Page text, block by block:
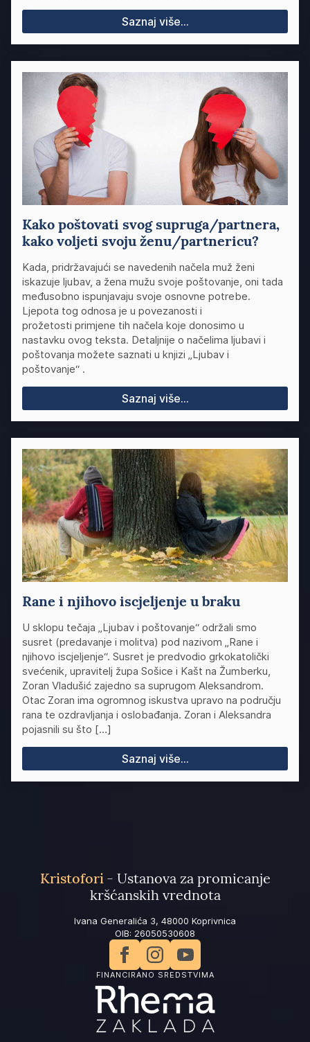
Saznaj više...
Kako poštovati svog supruga/partnera,
kako voljeti svoju ženu/partnericu?
Kada, pridržavajući se navedenih načela muž ženi
iskazuje ljubav, a žena mužu svoje poštovanje, oni tada
međusobno ispunjavaju svoje osnovne potrebe.
Ljepota tog odnosa je u povezanosti i
prožetosti primjene tih načela koje donosimo u
nastavku ovog teksta. Detaljnije o načelima ljubavi i
poštovanja možete saznati u knjizi „Ljubav i
poštovanje“ .
Saznaj više...
Rane i njihovo iscjeljenje u braku
U sklopu tečaja „Ljubav i poštovanje“ održali smo
susret (predavanje i molitva) pod nazivom „Rane i
njihovo iscjeljenje“. Susret je predvodio grkokatolički
svećenik, upravitelj župa Sošice i Kašt na Žumberku,
Zoran Vladušić zajedno sa suprugom Aleksandrom.
Otac Zoran ima ogromnog iskustva upravo na području
rana te ozdravljanja i oslobađanja. Zoran i Aleksandra
pojasnili su što […]
Saznaj više...
Kristofori - Ustanova za promicanje
kršćanskih vrednota
Ivana Generalića 3, 48000 Koprivnica
OIB: 26050530608
FINANCIRANO SREDSTVIMA